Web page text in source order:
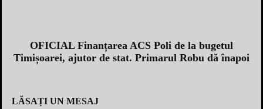
OFICIAL Finanțarea ACS Poli de la bugetul
Timișoarei, ajutor de stat. Primarul Robu dă înapoi
LĂSAȚI UN MESAJ